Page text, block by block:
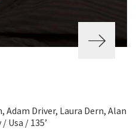
Driver, Laura Dern, Alan
Usa / 135’